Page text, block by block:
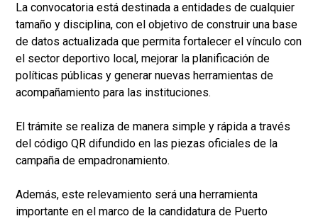
La convocatoria está destinada a entidades de cualquier
tamaño y disciplina, con el objetivo de construir una base
de datos actualizada que permita fortalecer el vínculo con
el sector deportivo local, mejorar la planificación de
políticas públicas y generar nuevas herramientas de
acompañamiento para las instituciones.
El trámite se realiza de manera simple y rápida a través
del código QR difundido en las piezas oficiales de la
campaña de empadronamiento.
Además, este relevamiento será una herramienta
importante en el marco de la candidatura de Puerto